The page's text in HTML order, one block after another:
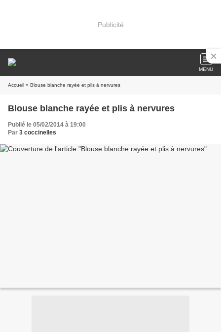
Publicité
MENU
Accueil » Blouse blanche rayée et plis à nervures
Blouse blanche rayée et plis à nervures
Publié le 05/02/2014 à 19:00
Par 3 coccinelles